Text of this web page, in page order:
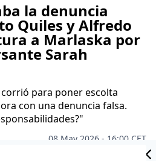
la denuncia
Quiles y Alfredo
a Marlaska por
Sarah
para poner escolta
con una denuncia falsa.
08 May 2026 - 16:00 CET